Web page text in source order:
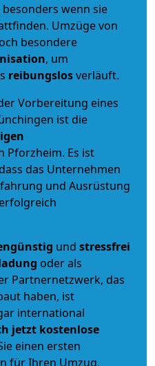
wenn sie
Umzüge von
besondere
, um
reibungslosverläuft.
Vorbereitung eines
ist die
Pforzheim. Es ist
das Unternehmen
und Ausrüstung
und stressfrei
oder als
Partnernetzwerk, das
haben, ist
international
jetzt kostenlose
einen ersten
für Ihren Umzug.